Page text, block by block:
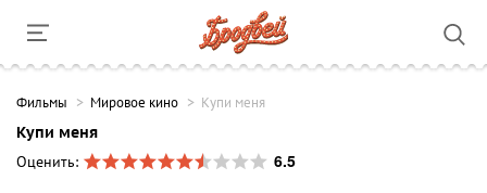
Фильмы Мировое кино Купи меня
Купи меня
Оценить:
6.5